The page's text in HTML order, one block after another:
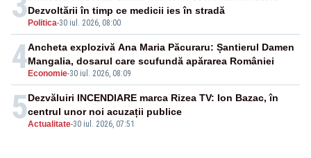
Politica-30 iul. 2026, 08:00
Dezvoltării în timp ce medicii ies în stradă
4 Economie-30 iul. 2026, 08:09
Ancheta explozivă Ana Maria Păcuraru: Șantierul Damen
Mangalia, dosarul care scufundă apărarea României
5Actualitate-30 iul. 2026, 07:51
Dezvăluiri INCENDIARE marca Rizea TV: Ion Bazac, în
centrul unor noi acuzații publice